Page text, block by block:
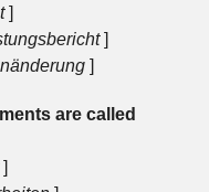
]
]
]
are called